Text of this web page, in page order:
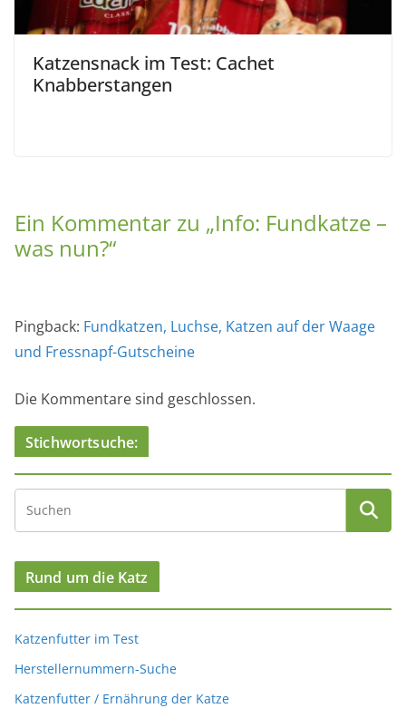
Katzensnack im Test: Cachet
Knabberstangen
Ein Kommentar zu „Info: Fundkatze –
was nun?“
Pingback: Fundkatzen, Luchse, Katzen auf der Waage
und Fressnapf-Gutscheine
Die Kommentare sind geschlossen.
Stichwortsuche:
Rund um die Katz
Katzenfutter im Test
Herstellernummern-Suche
Katzenfutter / Ernährung der Katze